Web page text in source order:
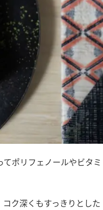
ポリフェノールやビタミ
ク深くもすっきりとした